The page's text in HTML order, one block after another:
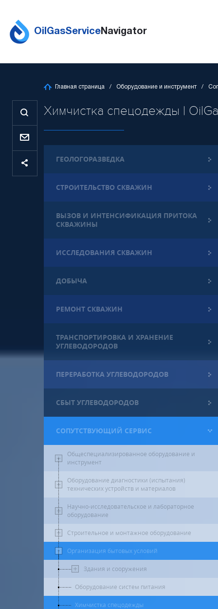
OilGasServiceNavigator
Главная страница Оборудование и инструмент
Химчистка спецодежды |
ГЕОЛОГОРАЗВЕДКА
СТРОИТЕЛЬСТВО СКВАЖИН
ВЫЗОВ И ИНТЕНСИФИКАЦИЯ ПРИТОКА
СКВАЖИНЫ
ИССЛЕДОВАНИЯ СКВАЖИН
ДОБЫЧА
РЕМОНТ СКВАЖИН
ТРАНСПОРТИРОВКА И ХРАНЕНИЕ
УГЛЕВОДОРОДОВ
ПЕРЕРАБОТКА УГЛЕВОДОРОДОВ
СБЫТ УГЛЕВОДОРОДОВ
СОПУТСТВУЮЩИЙ СЕРВИС
Общеспециализированное оборудование и
инструмент
Оборудование диагностики (испытания)
технических устройств и материалов
Научно-исследовательское и лабораторное
оборудование
Строительное и монтажное оборудование
Организация бытовых условий
Здания и сооружения
Оборудование систем питания
Химчистка спецодежды